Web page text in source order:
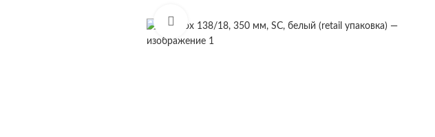
Нажмите, чтобы увеличить